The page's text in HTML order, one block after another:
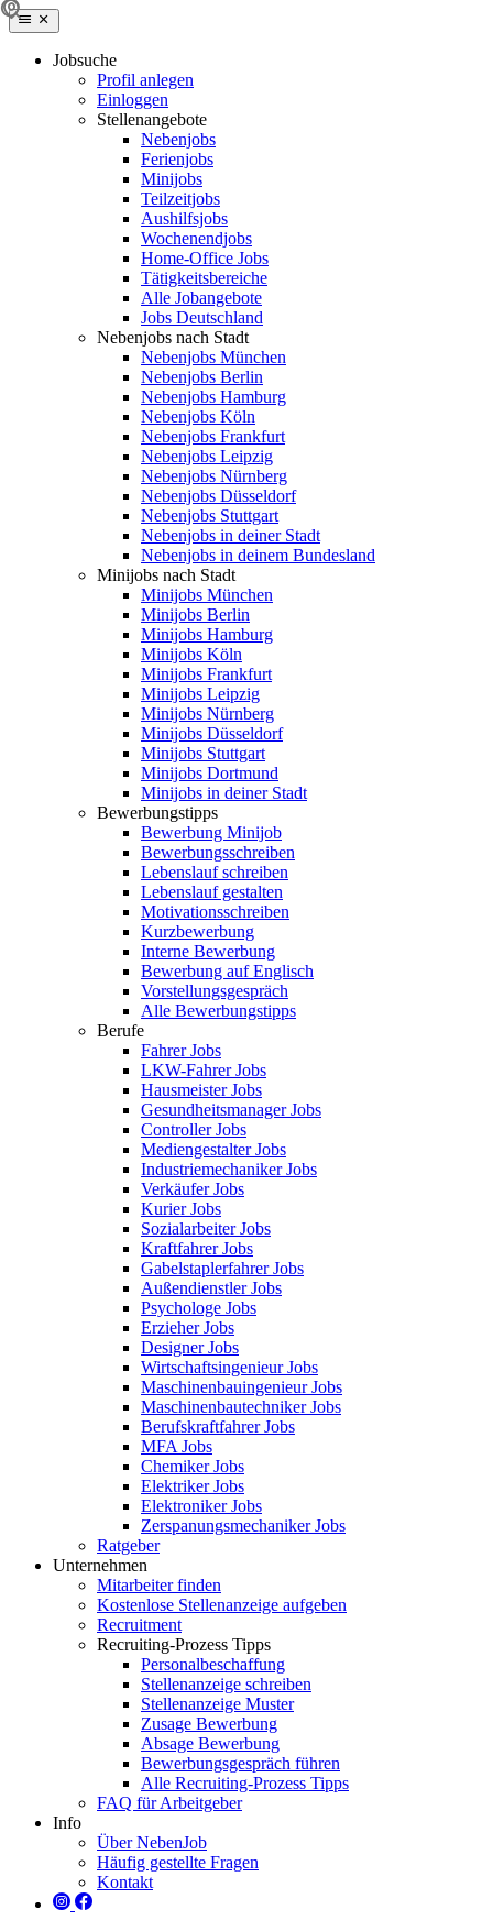
Jobsuche
Profil anlegen
Einloggen
Stellenangebote
Nebenjobs
Ferienjobs
Minijobs
Teilzeitjobs
Aushilfsjobs
Wochenendjobs
Home-Office Jobs
Tätigkeitsbereiche
Alle Jobangebote
Jobs Deutschland
Nebenjobs nach Stadt
Nebenjobs München
Nebenjobs Berlin
Nebenjobs Hamburg
Nebenjobs Köln
Nebenjobs Frankfurt
Nebenjobs Leipzig
Nebenjobs Nürnberg
Nebenjobs Düsseldorf
Nebenjobs Stuttgart
Nebenjobs in deiner Stadt
Nebenjobs in deinem Bundesland
Minijobs nach Stadt
Minijobs München
Minijobs Berlin
Minijobs Hamburg
Minijobs Köln
Minijobs Frankfurt
Minijobs Leipzig
Minijobs Nürnberg
Minijobs Düsseldorf
Minijobs Stuttgart
Minijobs Dortmund
Minijobs in deiner Stadt
Bewerbungstipps
Bewerbung Minijob
Bewerbungsschreiben
Lebenslauf schreiben
Lebenslauf gestalten
Motivationsschreiben
Kurzbewerbung
Interne Bewerbung
Bewerbung auf Englisch
Vorstellungsgespräch
Alle Bewerbungstipps
Berufe
Fahrer Jobs
LKW-Fahrer Jobs
Hausmeister Jobs
Gesundheitsmanager Jobs
Controller Jobs
Mediengestalter Jobs
Industriemechaniker Jobs
Verkäufer Jobs
Kurier Jobs
Sozialarbeiter Jobs
Kraftfahrer Jobs
Gabelstaplerfahrer Jobs
Außendienstler Jobs
Psychologe Jobs
Erzieher Jobs
Designer Jobs
Wirtschaftsingenieur Jobs
Maschinenbauingenieur Jobs
Maschinenbautechniker Jobs
Berufskraftfahrer Jobs
MFA Jobs
Chemiker Jobs
Elektriker Jobs
Elektroniker Jobs
Zerspanungsmechaniker Jobs
Ratgeber
Unternehmen
Mitarbeiter finden
Kostenlose Stellenanzeige aufgeben
Recruitment
Recruiting-Prozess Tipps
Personalbeschaffung
Stellenanzeige schreiben
Stellenanzeige Muster
Zusage Bewerbung
Absage Bewerbung
Bewerbungsgespräch führen
Alle Recruiting-Prozess Tipps
FAQ für Arbeitgeber
Info
Über NebenJob
Häufig gestellte Fragen
Kontakt